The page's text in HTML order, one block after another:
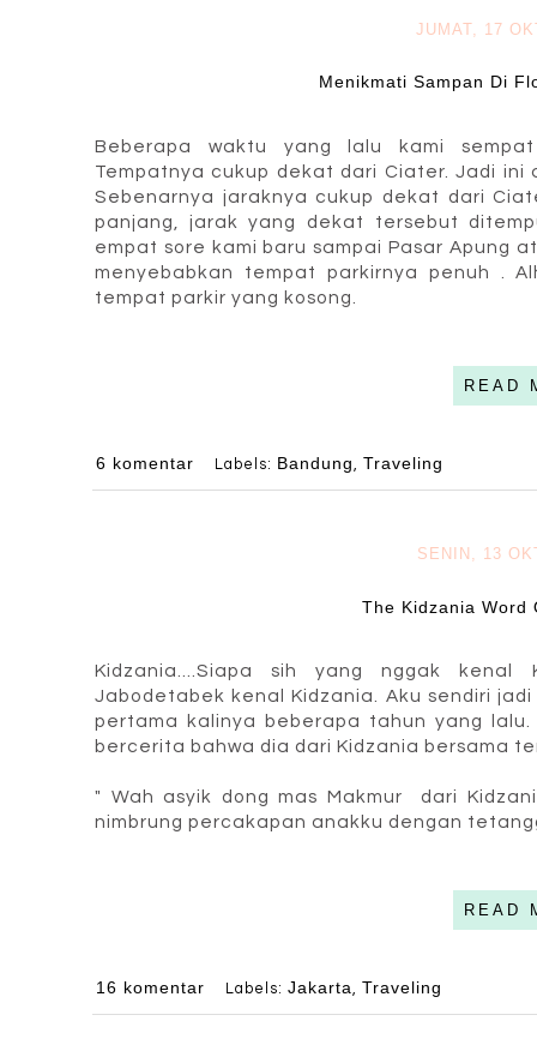
JUMAT, 17
Menikmati Sampan Di
Beberapa waktu yang lalu kami
Tempatnya cukup dekat dari Ciater. Jadi
Sebenarnya jaraknya cukup dekat dari
panjang, jarak yang dekat tersebut
empat sore kami baru sampai Pasar Apung
menyebabkan tempat parkirnya penuh .
tempat parkir yang kosong.
READ
6 komentar Labels: Bandung Traveling
SENIN, 13
The Kidzania Word
Kidzania....Siapa sih yang nggak
Jabodetabek kenal Kidzania. Aku sendiri
pertama kalinya beberapa tahun yang
bercerita bahwa dia dari Kidzania bersama
" Wah asyik dong mas Makmur dari
nimbrung percakapan anakku dengan
READ
16 komentar Labels:Jakarta, Traveling